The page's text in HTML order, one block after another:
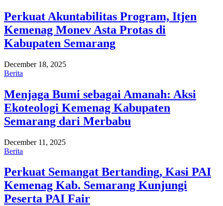
Perkuat Akuntabilitas Program, Itjen
Kemenag Monev Asta Protas di
Kabupaten Semarang
December 18, 2025
Berita
Menjaga Bumi sebagai Amanah: Aksi
Ekoteologi Kemenag Kabupaten
Semarang dari Merbabu
December 11, 2025
Berita
Perkuat Semangat Bertanding, Kasi PAI
Kemenag Kab. Semarang Kunjungi
Peserta PAI Fair